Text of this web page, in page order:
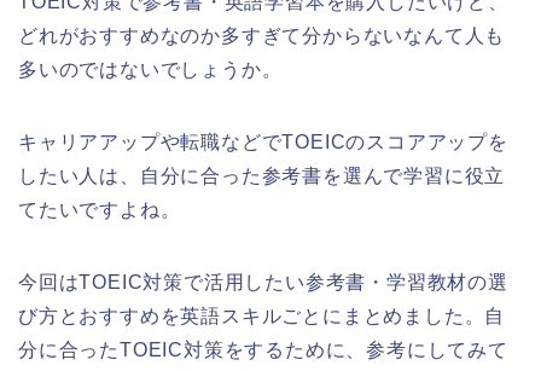
どれがおすすめなのか多すぎて分からないなんて人も
多いのではないでしょうか。
キャリアアップや転職などでTOEICのスコアアップを
したい人は、自分に合った参考書を選んで学習に役立
てたいですよね。
今回はTOEIC対策で活用したい参考書・学習教材の選
び方とおすすめを英語スキルごとにまとめました。自
分に合ったTOEIC対策をするために、参考にしてみて